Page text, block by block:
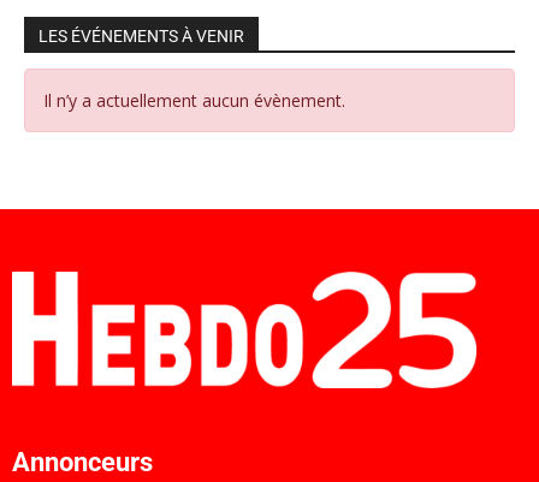
LES ÉVÉNEMENTS À VENIR
Il n’y a actuellement aucun évènement.
Annonceurs